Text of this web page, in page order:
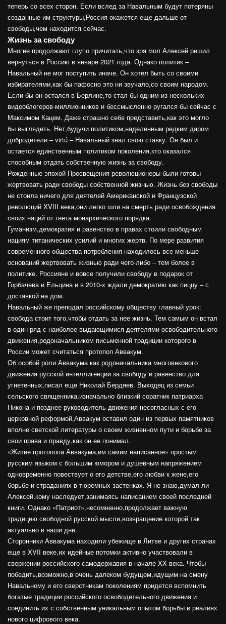
теперь со всех сторон. Если вслед за Навальным будут потеряны
созданные им структуры,Россия окажется еще дальше от
свободы,чем находится сейчас.
Жизнь за свободу
Многие продолжают глупо причитать,что зря мол Алексей решил
вернуться в Россию в январе 2021 года. Однако политик –
Навальный не мог поступить иначе. Он хотел быть со своими
избирателями,как бы пафосно это ни звучало,со своим народом.
Если бы он остался в Берлине,то стал бы одним из нескольких
видеоблогеров-миллионников и бессмысленно ругался бы сейчас с
Максимом Кацем. Даже страшно себе представить,как это могло
бы выглядеть. Нет,будучи политиком,наделенным редким даром
добродетели – virtú – Навальный знал свою ставку. Он был и
остается единственным политиком поколения,кто оказался
способным отдать собственную жизнь за свободу.
Рожденные эпохой Просвещения революционеры были готовы
жертвовать ради свободы собственной жизнью. Жизнь без свободы
не стоила ничего для деятелей Американской и Французской
революций XVIII века,они легко шли на смерть ради освобождения
своих наций от гнета монархического порядка.
Гуманизм,демократия и равенство в правах стоили свободным
нациям титанических усилий и многих жертв. По мере развития
современного общества потребления находилось все меньше
оснований жертвовать жизнью ради чего-либо – тем более в
политике. Россияне и вовсе получили свободу в подарок от
Горбачева и Ельцина и в 2010-х ждали демократию как пиццу – с
доставкой на дом.
Навальный же преподал российскому обществу главный урок:
свобода стоит того,чтобы отдать за нее жизнь. Тем самым он встал
в один ряд с наиболее выдающимися деятелями освободительного
движения,родоначальником письменной традиции которого в
России может считаться протопоп Аввакум.
Об особой роли Аввакума как родоначальника многовекового
движения русской интеллигенции за свободу и равенство для
угнетенных,писал еще Николай Бердяев. Выходец из семьи
сельского священника,изначально близкий соратник патриарха
Никона и позднее руководитель движения несогласных с его
церковной реформой,Аввакум оставил один из первых памятников
вполне светской литературы о своем жизненном пути и борьбе за
свои права и правду,как он ее понимал.
«Житие протопопа Аввакума,им самим написанное» простым
русским языком с большим юмором и душевным напряжением
одновременно повествует о его детстве,его любви к жене,его
борьбе и страданиях в тюремных застенках. Я не знаю,думал ли
Алексей,кому наследует,занимаясь написанием своей последней
книги. Однако «Патриот»,несомненно,продолжает важную
традицию свободной русской мысли,возвращение которой так
актуально в наши дни.
Сторонники Аввакума находили убежище в Литве и других странах
еще в XVII веке,их идейные потомки активно участвовали в
свержении российского самодержавия в начале XX века. Чтобы
победить,возможно,в очень далеком будущем,идущим на смену
Навальному и его сверстникам поколениям придется вспомнить
богатые традиции российского освободительного движения и
соединить их с собственным уникальным опытом борьбы в реалиях
нового цифрового века.